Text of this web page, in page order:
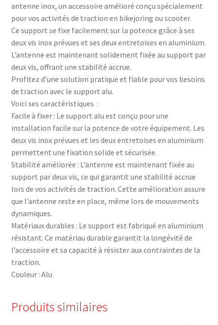
antenne inox, un accessoire amélioré conçu spécialement
pour vos activités de traction en bikejoring ou scooter.
Ce support se fixe facilement sur la potence grâce à ses
deux vis inox prévues et ses deux entretoises en aluminium.
L’antenne est maintenant solidement fixée au support par
deux vis, offrant une stabilité accrue.
Profitez d’une solution pratique et fiable pour vos besoins
de traction avec le support alu.
Voici ses caractéristiques :
Facile à fixer : Le support alu est conçu pour une
installation facile sur la potence de votre équipement. Les
deux vis inox prévues et les deux entretoises en aluminium
permettent une fixation solide et sécurisée.
Stabilité améliorée : L’antenne est maintenant fixée au
support par deux vis, ce qui garantit une stabilité accrue
lors de vos activités de traction. Cette amélioration assure
que l’antenne reste en place, même lors de mouvements
dynamiques.
Matériaux durables : Le support est fabriqué en aluminium
résistant. Ce matériau durable garantit la longévité de
l’accessoire et sa capacité à résister aux contraintes de la
traction.
Couleur : Alu
Produits similaires